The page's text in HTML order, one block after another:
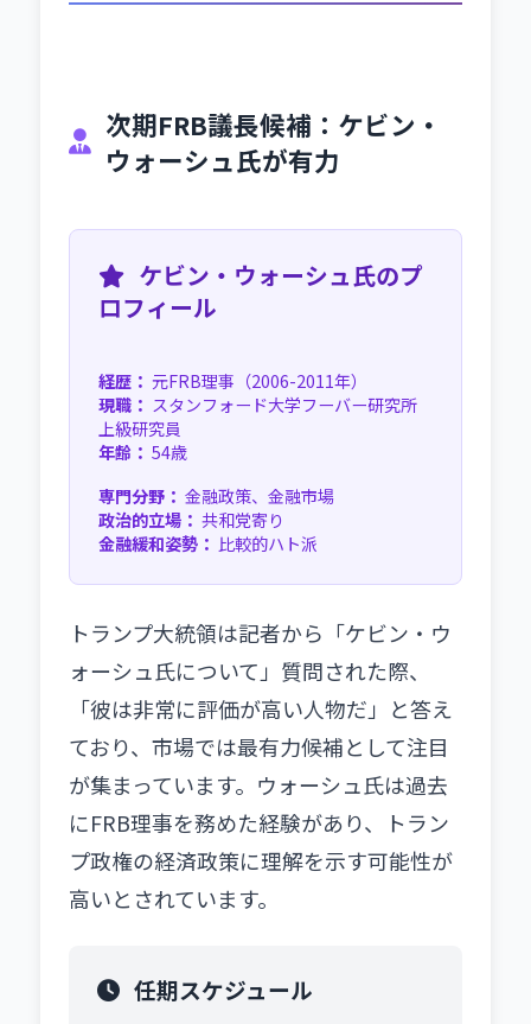
次期FRB議長候補：ケビン・
ウォーシュ氏が有力
ケビン・ウォーシュ氏のプ
ロフィール
経歴： 元FRB理事（2006-2011年）
現職： スタンフォード大学フーバー研究所
上級研究員
年齢： 54歳
専門分野： 金融政策、金融市場
政治的立場： 共和党寄り
金融緩和姿勢： 比較的ハト派
トランプ大統領は記者から「ケビン・ウ
ォーシュ氏について」質問された際、
「彼は非常に評価が高い人物だ」と答え
ており、市場では最有力候補として注目
が集まっています。ウォーシュ氏は過去
にFRB理事を務めた経験があり、トラン
プ政権の経済政策に理解を示す可能性が
高いとされています。
任期スケジュール